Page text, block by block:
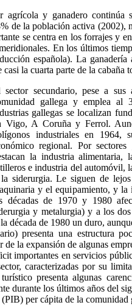
agrícola y ganadero
de la población activa (2002),
se centra en los forrajes y
En los últimos
española). La
la cuarta parte de la cabaña
sector secundario, pese a sus
gallega y emplea al
gallegas se localizan
Vigo, A Coruña y Ferrol.
industriales en 1964,
regional. Por
la industria alimentaria,
e industria del automóvil,
siderurgia. Le siguen de
y el equipamiento, y
décadas de 1970 y 1980
y metalurgia) y a los
década de 1980 un duro,
presenta una estructura
de la expansión de algunas
importantes en servicios
caracterizadas por su
presenta algunas
durante los últimos años del
per cápita de la comunidad